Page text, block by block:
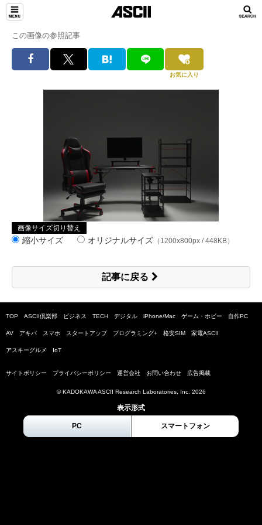
この画像の参照記事
お気に入り
画像サイズ切り替え
縮小サイズ オリジナルサイズ （1200x800px / 448KB）
記事に戻る
TOP ASCII倶楽部 ビジネス TECH デジタル iPhone/Mac ゲーム・ホビー 自作PC
AV アキバ スマホ スタートアップ プログラミング+ 格安SIM 家電ASCII
アスキーグルメ IoT
サイトポリシー プライバシーポリシー 運営会社 お問い合わせ 広告掲載
© KADOKAWA ASCII Research Laboratories, Inc. 2026
表示形式
PC スマートフォン